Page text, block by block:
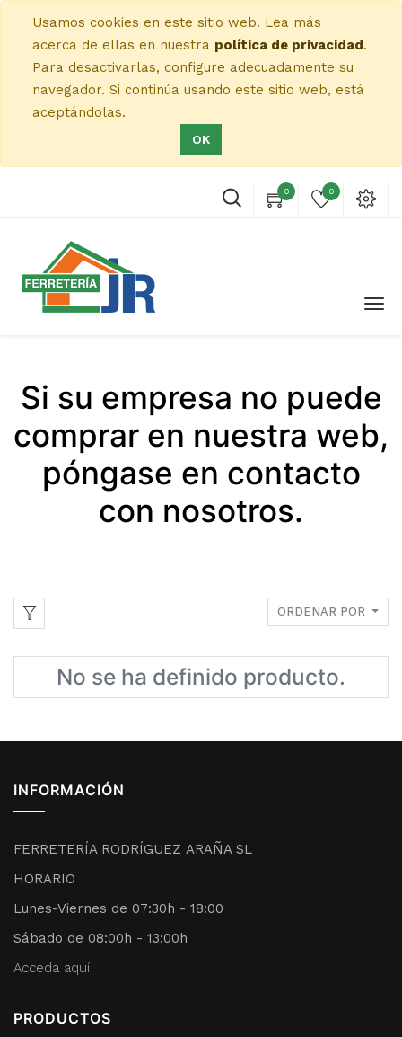
Usamos cookies en este sitio web. Lea más
acerca de ellas en nuestra política de privacidad.
Para desactivarlas, configure adecuadamente su
navegador. Si continúa usando este sitio web, está
aceptándolas.
OK
0 0
Si su empresa no puede
comprar en nuestra web,
póngase en contacto
con nosotros.
ORDENAR POR
No se ha definido producto.
INFORMACIÓN
FERRETERÍA RODRÍGUEZ ARAÑA SL
HORARIO
Lunes-Viernes de 07:30h - 18:00
Sábado de 08:00h - 13:00h
Acceda aquí
PRODUCTOS